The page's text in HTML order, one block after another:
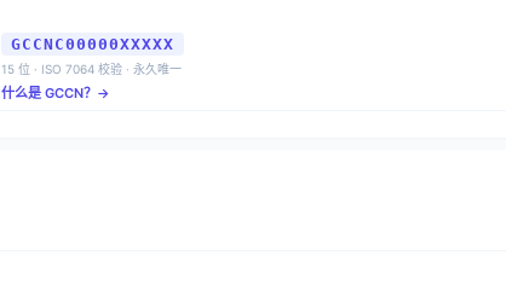
GCCNC00000XXXXX
15 位 · ISO 7064 校验 · 永久唯一
什么是 GCCN？→